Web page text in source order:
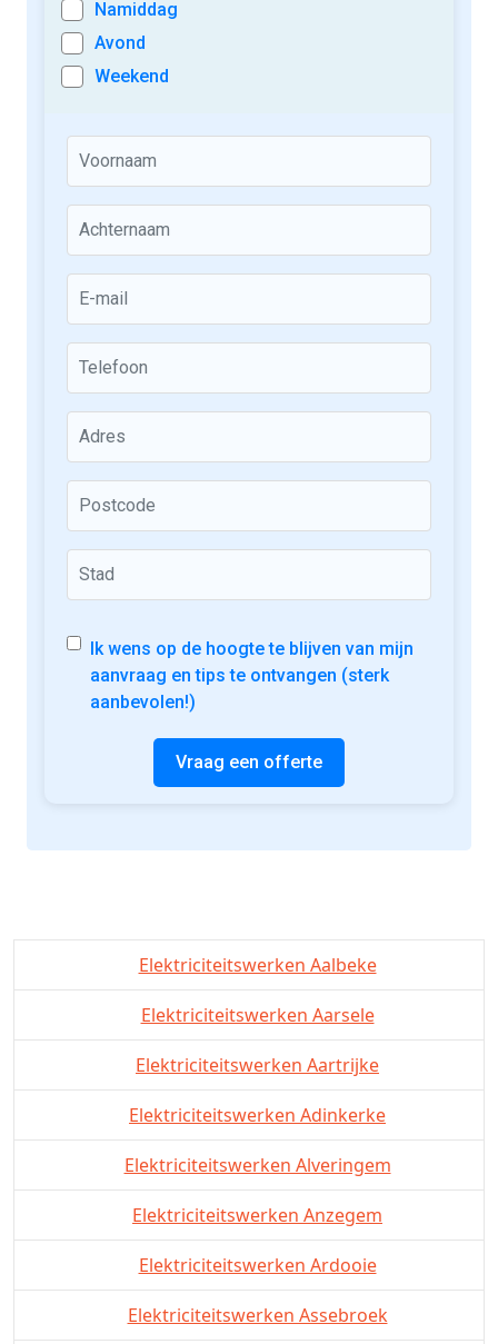
Namiddag
Avond
Weekend
Ik wens op de hoogte te blijven van mijn
aanvraag en tips te ontvangen (sterk
aanbevolen!)
Vraag een offerte
Elektriciteitswerken Aalbeke
Elektriciteitswerken Aarsele
Elektriciteitswerken Aartrijke
Elektriciteitswerken Adinkerke
Elektriciteitswerken Alveringem
Elektriciteitswerken Anzegem
Elektriciteitswerken Ardooie
Elektriciteitswerken Assebroek